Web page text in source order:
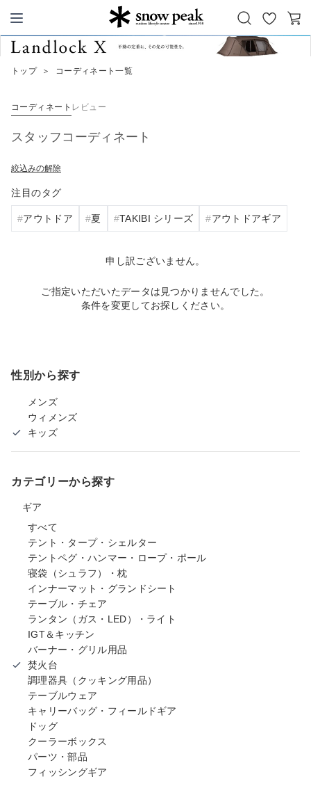
Snow Peak
お
気
カ
トップ ＞ コーディネート一覧
コーディネート レビュー
スタッフコーディネート
絞込みの解除
注目のタグ
アウトドア 夏 TAKIBI シリーズ アウトドアギア
申し訳ございません。
ご指定いただいたデータは見つかりませんでした。
条件を変更してお探しください。
性別から探す
メンズ
ウィメンズ
キッズ
カテゴリーから探す
ギア
すべて
テント・タープ・シェルター
テントペグ・ハンマー・ロープ・ポール
寝袋（シュラフ）・枕
インナーマット・グランドシート
テーブル・チェア
ランタン（ガス・LED）・ライト
IGT＆キッチン
バーナー・グリル用品
焚火台
調理器具（クッキング用品）
テーブルウェア
キャリーバッグ・フィールドギア
ドッグ
クーラーボックス
パーツ・部品
フィッシングギア